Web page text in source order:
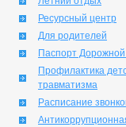
Ресурсный центр
Для родителей
Паспорт
Профилактика
травматизма
Расписание